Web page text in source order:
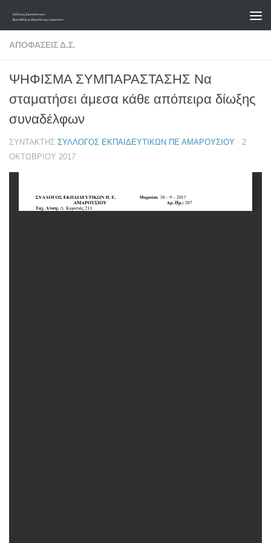
Skip to content
ΑΠΟΦΆΣΕΙΣ Δ.Σ.
ΨΗΦΙΣΜΑ ΣΥΜΠΑΡΑΣΤΑΣΗΣ Να
σταματήσει άμεσα κάθε απόπειρα δίωξης
συναδέλφων
ΣΥΝΤΆΚΤΗΣ ΣΎΛΛΟΓΟΣ ΕΚΠΑΙΔΕΥΤΙΚΏΝ ΠΕ ΑΜΑΡΟΥΣΊΟΥ · 2
ΟΚΤΩΒΡΊΟΥ 2017